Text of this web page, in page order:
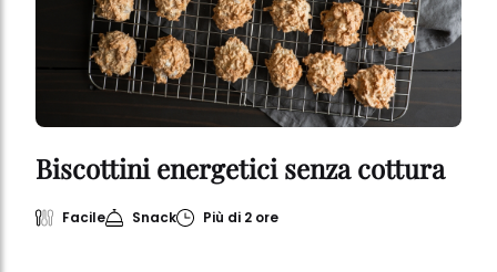
TEMPO DI PREPARAZIONE
Nessuna selezione
Cancella selezione
VUOI INDICARE DEGLI INGREDIENTI?
Biscottini energetici senza cottura
Facile Snack Più di 2 ore